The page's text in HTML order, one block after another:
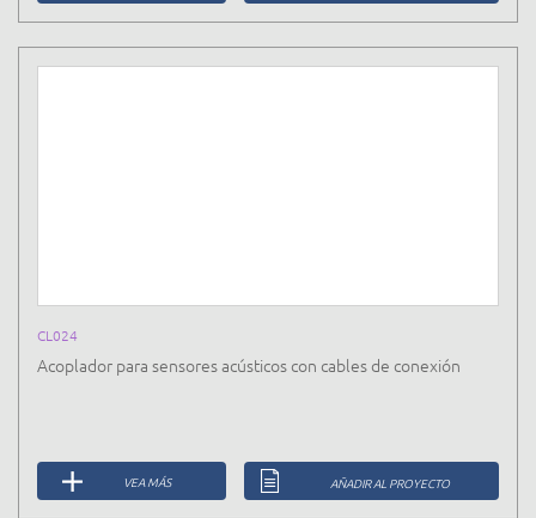
CL024
Acoplador para sensores acústicos con cables de conexión
VEA MÁS AÑADIR AL PROYECTO